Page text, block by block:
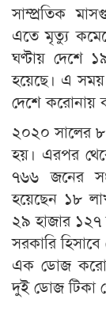
সাম্প্রতিক
এতে মৃত্যু
ঘণ্টায় দেশে
হয়েছে। এ
দেশে করোনায়
২০২০ সালের ৮
হয়। এরপর
৭৬৬ জনের
হয়েছেন ১৮
২৯ হাজার ১২৭
সরকারি
এক ডোজ
দুই ডোজ টিকা